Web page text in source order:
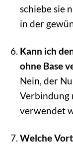
schiebe sie
in der
Kann ich
ohne Base
Nein, der
Verbindung
verwendet
Welche